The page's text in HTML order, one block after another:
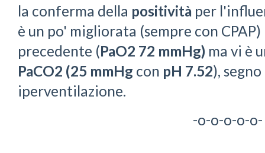
la conferma della positività per
è un po' migliorata (sempre con
precedente (PaO2 72 mmHg) ma vi è
PaCO2 (25 mmHg con pH 7.52),
iperventilazione.
-o-o-o-o-o-